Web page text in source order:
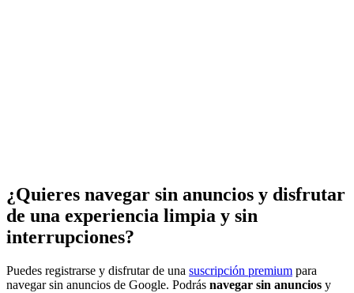
¿Quieres navegar sin anuncios y disfrutar
de una experiencia limpia y sin
interrupciones?
Puedes registrarse y disfrutar de una suscripción premium para
navegar sin anuncios de Google. Podrás navegar sin anuncios y